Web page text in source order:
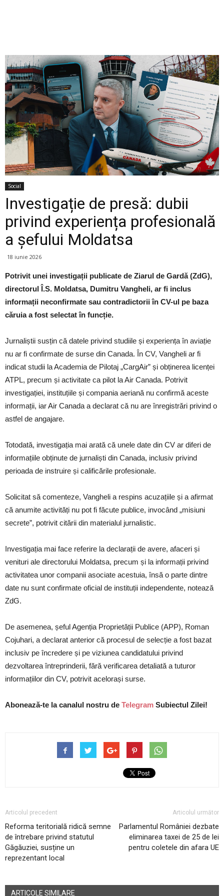
Social
Investigație de presă: dubii
privind experiența profesională
a șefului Moldatsa
18 iunie 2026
Potrivit unei investigații publicate de Ziarul de Gardă (ZdG),
directorul Î.S. Moldatsa, Dumitru Vangheli, ar fi inclus
informații neconfirmate sau contradictorii în CV-ul pe baza
căruia a fost selectat în funcție.
Jurnaliștii susțin că datele privind studiile și experiența în aviație
nu ar fi confirmate de surse din Canada. În CV, Vangheli ar fi
indicat studii la Academia de Pilotaj „CargAir” și obținerea licenței
ATPL, precum și activitate ca pilot la Air Canada. Potrivit
investigației, instituțiile și compania aeriană nu confirmă aceste
informații, iar Air Canada a declarat că nu are înregistrări privind o
astfel de angajare.
Totodată, investigația mai arată că unele date din CV ar diferi de
informațiile obținute de jurnaliști din Canada, inclusiv privind
perioada de instruire și calificările profesionale.
Solicitat să comenteze, Vangheli a respins acuzațiile și a afirmat
că anumite activități nu pot fi făcute publice, invocând „misiuni
secrete”, potrivit citării din materialul jurnalistic.
Investigația mai face referire la declarații de avere, afaceri și
venituri ale directorului Moldatsa, precum și la informații privind
activitatea unor companii asociate acestuia, însă o parte dintre
date nu sunt confirmate oficial de instituții independente, notează
ZdG.
De asemenea, șeful Agenția Proprietății Publice (APP), Roman
Cojuhari, a declarat anterior că procesul de selecție a fost bazat
inclusiv pe încredere și pe viziunea candidatului privind
dezvoltarea întreprinderii, fără verificarea detaliată a tuturor
informațiilor din CV, potrivit acelorași surse.
Abonează-te la canalul nostru de Telegram Subiectul Zilei!
Articolul precedent
Reforma teritorială ridică semne
de întrebare privind statutul
Găgăuziei, susține un
reprezentant local
Articolul următor
Parlamentul României dezbate
eliminarea taxei de 25 de lei
pentru coletele din afara UE
ARTICOLE SIMILARE